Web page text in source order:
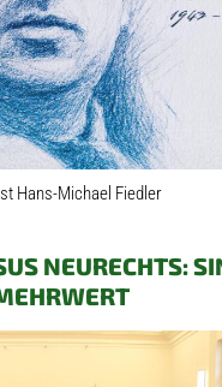
Hans-Michael Fiedler
NEURECHTS: